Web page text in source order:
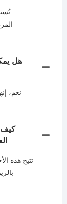
هل
نعم،
كيف
تتيح هذه